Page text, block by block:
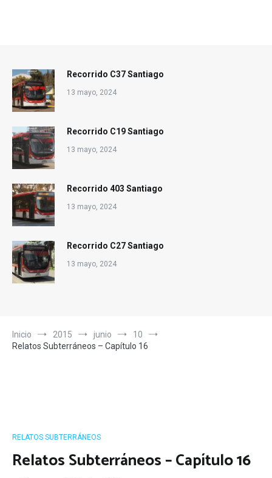
Recorrido C37 Santiago
13 mayo, 2024
Recorrido C19 Santiago
13 mayo, 2024
Recorrido 403 Santiago
13 mayo, 2024
Recorrido C27 Santiago
13 mayo, 2024
Inicio 2015 junio
10
Relatos Subterráneos – Capítulo 16
RELATOS SUBTERRÁNEOS
Relatos Subterráneos – Capítulo 16